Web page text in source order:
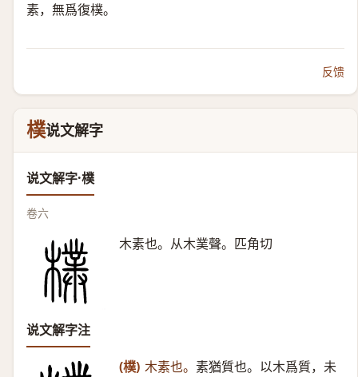
素，無爲復樸。
反馈
樸说文解字
说文解字·樸
卷六
木素也。从木菐聲。匹角切
说文解字注
(樸) 木素也。 素猶質也。以木爲質，未